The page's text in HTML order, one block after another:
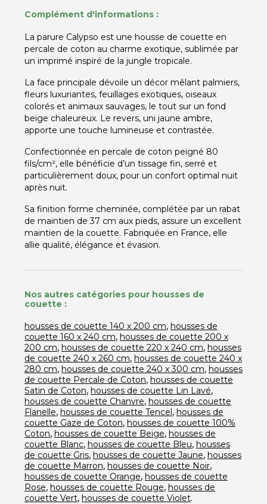
Complément d'informations :
La parure Calypso est une housse de couette en
percale de coton au charme exotique, sublimée par
un imprimé inspiré de la jungle tropicale.
La face principale dévoile un décor mêlant palmiers,
fleurs luxuriantes, feuillages exotiques, oiseaux
colorés et animaux sauvages, le tout sur un fond
beige chaleureux. Le revers, uni jaune ambre,
apporte une touche lumineuse et contrastée.
Confectionnée en percale de coton peigné 80
fils/cm², elle bénéficie d’un tissage fin, serré et
particulièrement doux, pour un confort optimal nuit
après nuit.
Sa finition forme cheminée, complétée par un rabat
de maintien de 37 cm aux pieds, assure un excellent
maintien de la couette. Fabriquée en France, elle
allie qualité, élégance et évasion.
Nos autres catégories pour housses de
couette :
housses de couette 140 x 200 cm, housses de
couette 160 x 240 cm, housses de couette 200 x
200 cm, housses de couette 220 x 240 cm, housses
de couette 240 x 260 cm, housses de couette 240 x
280 cm, housses de couette 240 x 300 cm, housses
de couette Percale de Coton, housses de couette
Satin de Coton, housses de couette Lin Lavé,
housses de couette Chanvre, housses de couette
Flanelle, housses de couette Tencel, housses de
couette Gaze de Coton, housses de couette 100%
Coton, housses de couette Beige, housses de
couette Blanc, housses de couette Bleu, housses
de couette Gris, housses de couette Jaune, housses
de couette Marron, housses de couette Noir,
housses de couette Orange, housses de couette
Rose, housses de couette Rouge, housses de
couette Vert, housses de couette Violet.